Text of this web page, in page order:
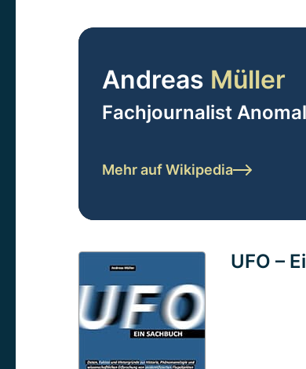
Andreas Müller
Fachjournalist
Mehr auf Wikipedia
UFO –